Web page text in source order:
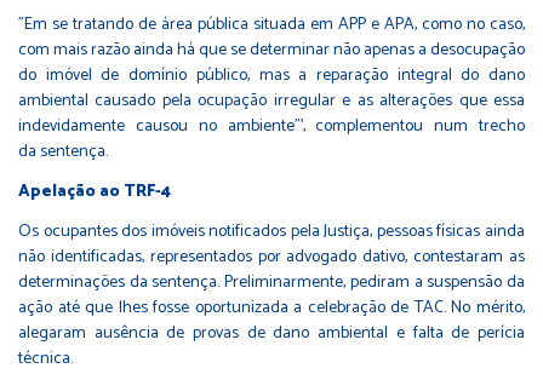
"Em se tratando de área pública situada em APP e APA, como no caso,
com mais razão ainda há que se determinar não apenas a desocupação
do imóvel de domínio público, mas a reparação integral do dano
ambiental causado pela ocupação irregular e as alterações que essa
indevidamente causou no ambiente"’, complementou num trecho
da sentença.
Apelação ao TRF-4
Os ocupantes dos imóveis notificados pela Justiça, pessoas físicas ainda
não identificadas, representados por advogado dativo, contestaram as
determinações da sentença. Preliminarmente, pediram a suspensão da
ação até que lhes fosse oportunizada a celebração de TAC. No mérito,
alegaram ausência de provas de dano ambiental e falta de perícia
técnica.